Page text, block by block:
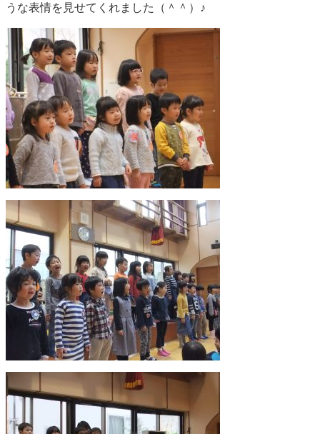
うな表情を見せてくれました（＾＾）♪